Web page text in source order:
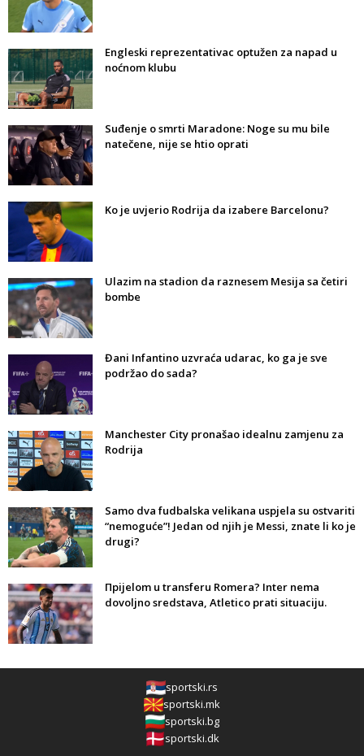
Engleski reprezentativac optužen za napad u
noćnom klubu
Suđenje o smrti Maradone: Noge su mu bile
natečene, nije se htio oprati
Ko je uvjerio Rodrija da izabere Barcelonu?
Ulazim na stadion da raznesem Mesija sa četiri
bombe
Đani Infantino uzvraća udarac, ko ga je sve
podržao do sada?
Manchester City pronašao idealnu zamjenu za
Rodrija
Samo dva fudbalska velikana uspjela su ostvariti
“nemoguće”! Jedan od njih je Messi, znate li ko je
drugi?
Прijelom u transferu Romera? Inter nema
dovoljno sredstava, Atletico prati situaciju.
sportski.rs
sportski.mk
sportski.bg
sportski.dk